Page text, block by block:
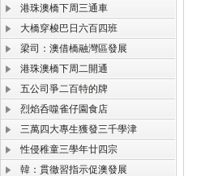
港珠澳橋下周三通車
大橋穿梭巴日六百四班
梁司：澳借橋融灣區發展
港珠澳橋下周二開通
五公司爭二百特的牌
烈焰呑噬雀仔園食店
三萬四大專生獲發三千學津
性侵稚童三學年廿四宗
韓：貫徹習指示促澳發展